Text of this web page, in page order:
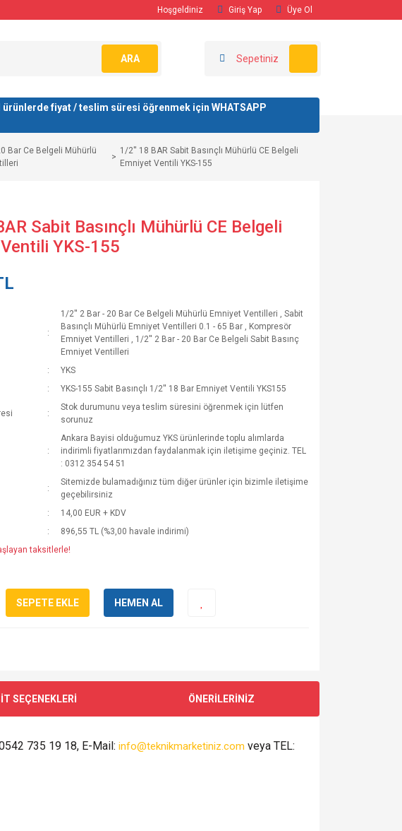
Hoşgeldiniz Giriş Yap Üye Ol
ARA Sepetiniz
fiyat / teslim süresi öğrenmek için WHATSAPP
Bar Ce Belgeli Mühürlü
1/2'' 18 BAR Sabit Basınçlı Mühürlü CE Belgeli
Emniyet Ventili YKS-155
Sabit Basınçlı Mühürlü CE Belgeli
YKS-155
1/2'' 2 Bar - 20 Bar Ce Belgeli Mühürlü Emniyet Ventilleri , Sabit
Basınçlı Mühürlü Emniyet Ventilleri 0.1 - 65 Bar , Kompresör
Emniyet Ventilleri , 1/2'' 2 Bar - 20 Bar Ce Belgeli Sabit Basınç
Emniyet Ventilleri
YKS
YKS-155 Sabit Basınçlı 1/2'' 18 Bar Emniyet Ventili YKS155
Stok durumunu veya teslim süresini öğrenmek için lütfen
sorunuz
Ankara Bayisi olduğumuz YKS ürünlerinde toplu alımlarda
indirimli fiyatlarımızdan faydalanmak için iletişime geçiniz. TEL
: 0312 354 54 51
Sitemizde bulamadığınız tüm diğer ürünler için bizimle iletişime
geçebilirsiniz
14,00 EUR + KDV
896,55 TL (%3,00 havale indirimi)
taksitlerle!
SEPETE EKLE HEMEN AL
SEÇENEKLERİ ÖNERİLERİNİZ
735 19 18, E-Mail: info@teknikmarketiniz.com veya TEL: